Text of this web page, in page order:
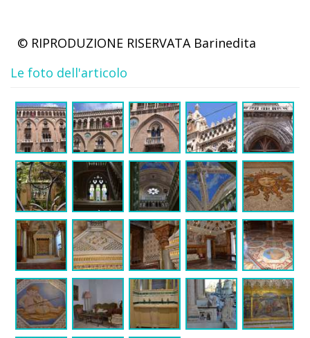
© RIPRODUZIONE RISERVATA Barinedita
Le foto dell'articolo